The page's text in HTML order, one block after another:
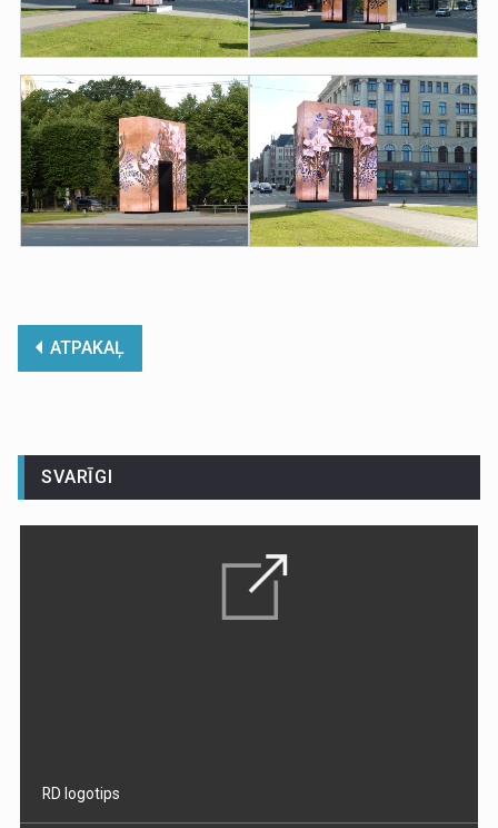
ATPAKAĻ
SVARĪGI
RD logotips